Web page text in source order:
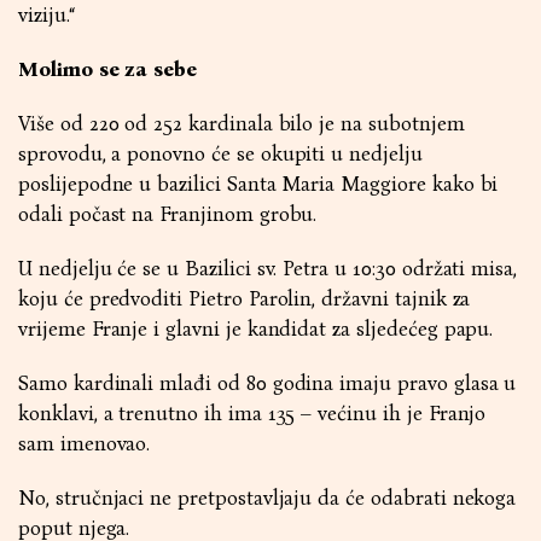
viziju.“
Molimo se za sebe
Više od 220 od 252 kardinala bilo je na subotnjem
sprovodu, a ponovno će se okupiti u nedjelju
poslijepodne u bazilici Santa Maria Maggiore kako bi
odali počast na Franjinom grobu.
U nedjelju će se u Bazilici sv. Petra u 10:30 održati misa,
koju će predvoditi Pietro Parolin, državni tajnik za
vrijeme Franje i glavni je kandidat za sljedećeg papu.
Samo kardinali mlađi od 80 godina imaju pravo glasa u
konklavi, a trenutno ih ima 135 – većinu ih je Franjo
sam imenovao.
No, stručnjaci ne pretpostavljaju da će odabrati nekoga
poput njega.